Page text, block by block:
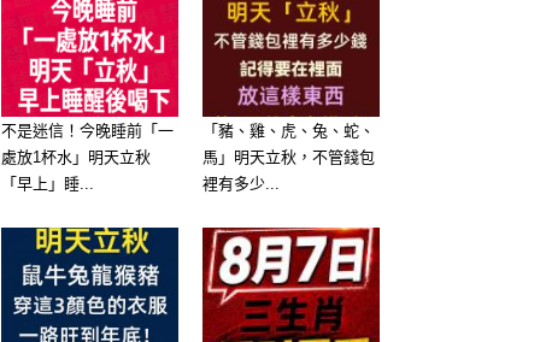
不是迷信！今晚睡前「一
處放1杯水」明天立秋
「早上」睡...
「豬、雞、虎、兔、蛇、
馬」明天立秋，不管錢包
裡有多少...